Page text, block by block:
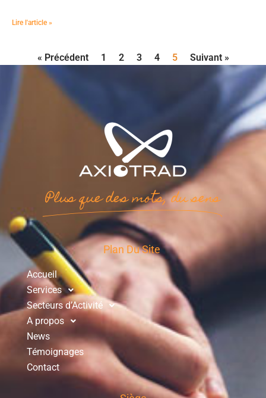
Lire l'article »
« Précédent 1 2 3 4 5 Suivant »
Plus que des mots, du sens
Plan Du Site
Accueil
Services
Secteurs d’Activité
A propos
News
Témoignages
Contact